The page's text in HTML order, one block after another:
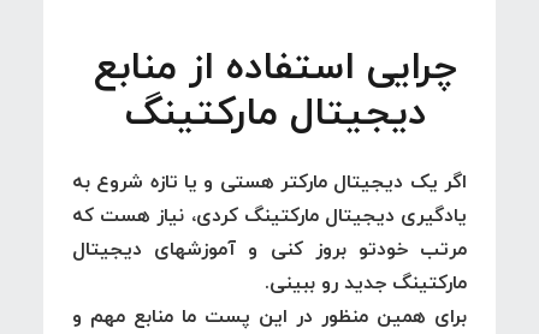
چرایی استفاده از منابع
دیجیتال مارکتینگ
اگر یک دیجیتال مارکتر هستی و یا تازه شروع به
یادگیری دیجیتال مارکتینگ کردی، نیاز هست که
مرتب خودتو بروز کنی و آموزشهای دیجیتال
مارکتینگ جدید رو ببینی.
برای همین منظور در این پست ما منابع مهم و